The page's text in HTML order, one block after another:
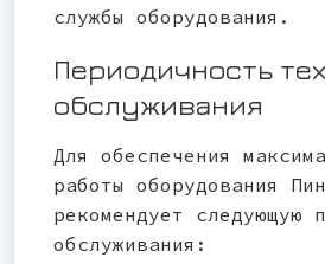
службы оборудования.
Периодичность
обслуживания
Для обеспечения
работы оборудования
рекомендует следующую
обслуживания: